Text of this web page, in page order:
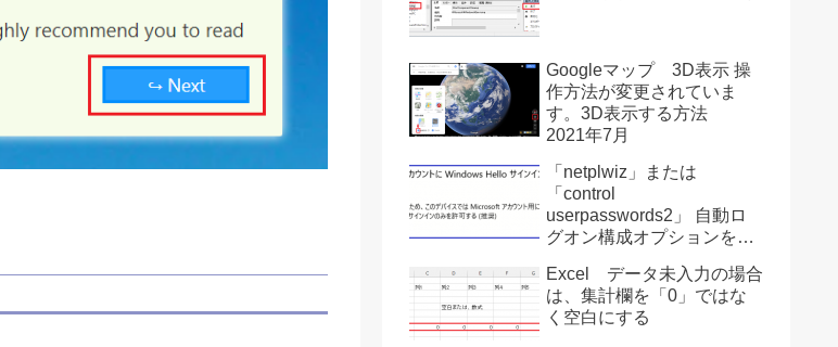
Googleマップ 3D表示 操
作方法が変更されていま
す。3D表示する方法
2021年7月
「netplwiz」または
「control
userpasswords2」 自動ロ
グオン構成オプションを復
Excel データ未入力の場合
は、集計欄を「0」ではな
く空白にする